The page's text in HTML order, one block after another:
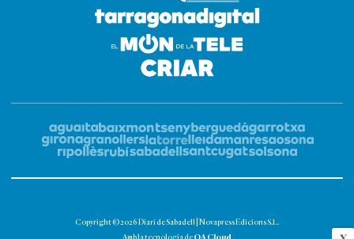
Copyright © 2026 Diari de Sabadell | Novapress Edicions S.L.
Amb la tecnologia de OA Cloud